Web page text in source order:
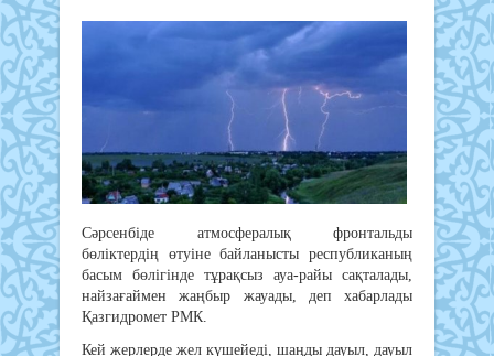
Сәрсенбіде атмосфералық фронтальды
бөліктердің өтуіне байланысты республиканың
басым бөлігінде тұрақсыз ауа-райы сақталады,
найзағаймен жаңбыр жауады, деп хабарлады
Қазгидромет РМК.
Кей жерлерде жел күшейеді, шаңды дауыл, дауыл